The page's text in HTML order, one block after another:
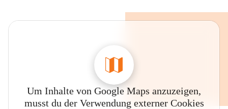
Um Inhalte von Google Maps anzuzeigen,
musst du der Verwendung externer Cookies